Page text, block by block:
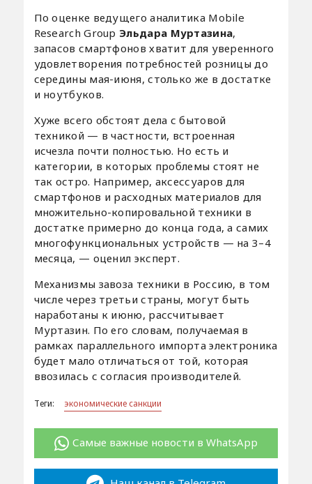
По оценке ведущего аналитика Mobile
Research Group Эльдара Муртазина,
запасов смартфонов хватит для уверенного
удовлетворения потребностей розницы до
середины мая-июня, столько же в достатке
и ноутбуков.
Хуже всего обстоят дела с бытовой
техникой — в частности, встроенная
исчезла почти полностью. Но есть и
категории, в которых проблемы стоят не
так остро. Например, аксессуаров для
смартфонов и расходных материалов для
множительно-копировальной техники в
достатке примерно до конца года, а самих
многофункциональных устройств — на 3–4
месяца, — оценил эксперт.
Механизмы завоза техники в Россию, в том
числе через третьи страны, могут быть
наработаны к июню, рассчитывает
Муртазин. По его словам, получаемая в
рамках параллельного импорта электроника
будет мало отличаться от той, которая
ввозилась с согласия производителей.
Теги: экономические санкции
Самые важные новости в WhatsApp